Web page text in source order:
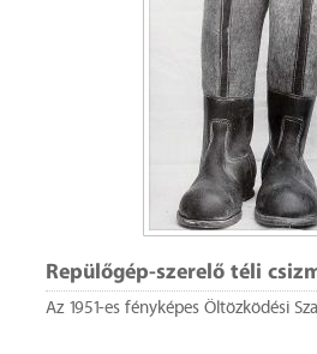
Repülőgép-szerelő téli
Az 1951-es fényképes Öltözködési